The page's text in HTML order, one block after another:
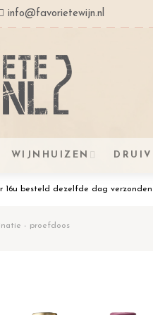
info@favorietewijn.nl
WIJNHUIZEN
16u besteld dezelfde dag verzonden
- proefdoos